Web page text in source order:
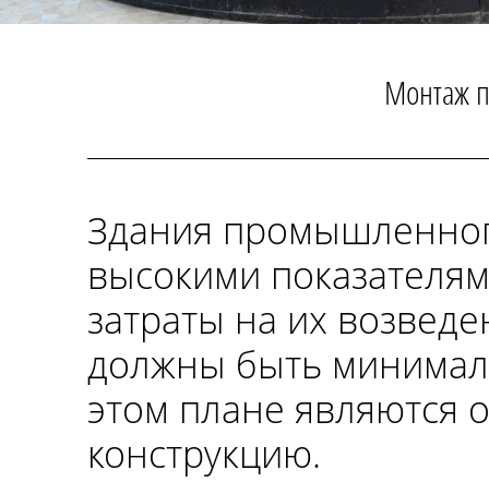
Монтаж
Здания
высокими
затраты на их
должны быть
этом плане
конструкцию.